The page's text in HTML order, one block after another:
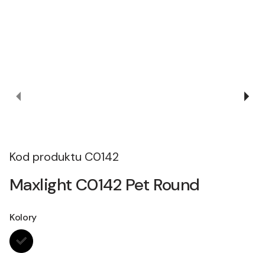
Kod produktu C0142
Maxlight C0142 Pet Round
Kolory